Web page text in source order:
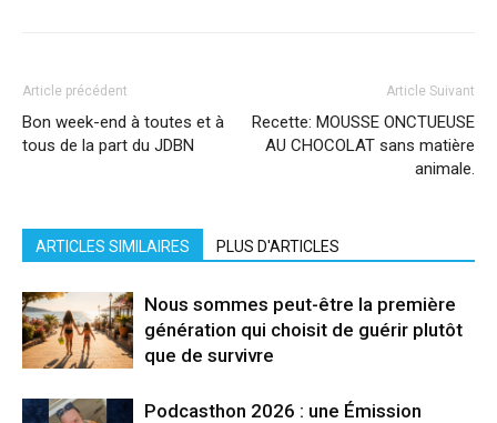
Article précédent
Bon week-end à toutes et à
tous de la part du JDBN
Article Suivant
Recette: MOUSSE ONCTUEUSE
AU CHOCOLAT sans matière
animale.
ARTICLES SIMILAIRES PLUS D'ARTICLES
Nous sommes peut-être la première
génération qui choisit de guérir plutôt
que de survivre
Podcasthon 2026 : une Émission